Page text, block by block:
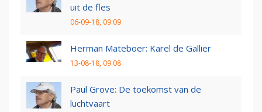
uit de fles
06-09-18, 09:09
Herman Mateboer: Karel de Galliër
13-08-18, 09:08
Paul Grove: De toekomst van de
luchtvaart